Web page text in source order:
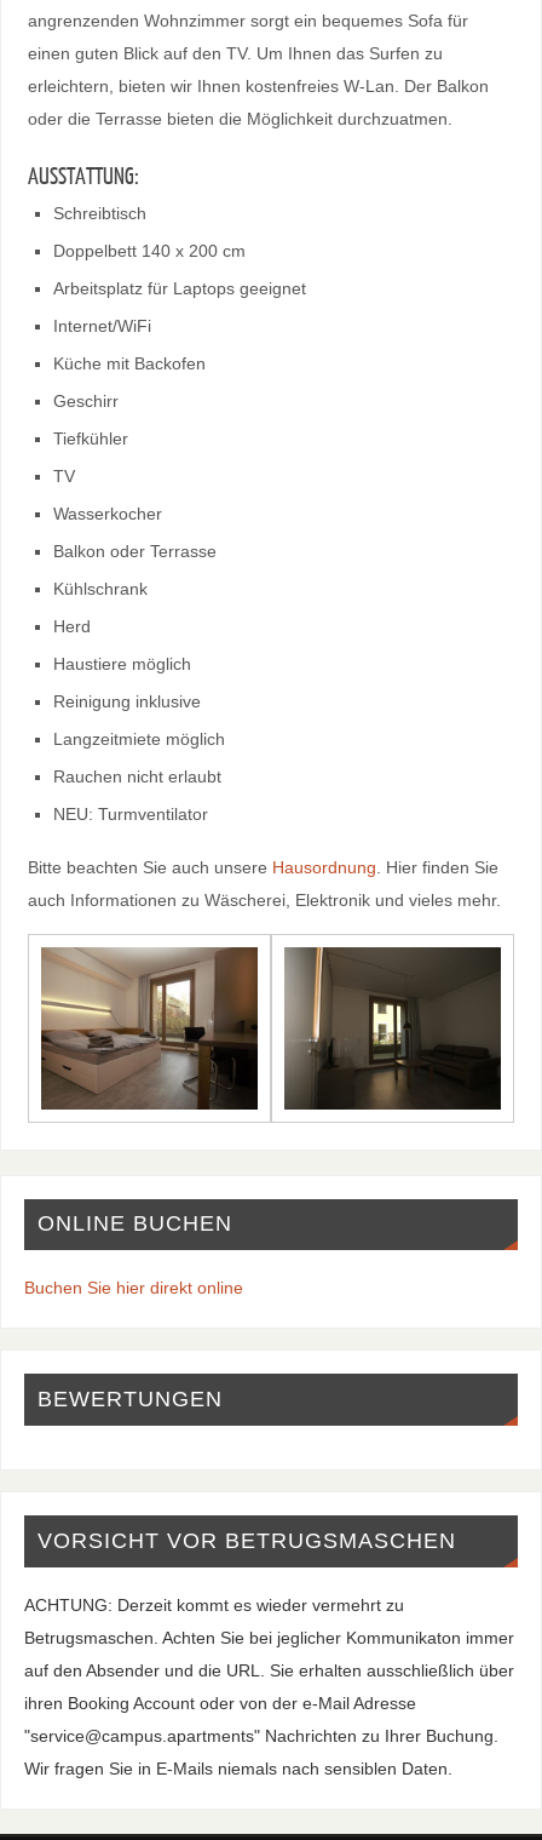
angrenzenden Wohnzimmer sorgt ein bequemes Sofa für
einen guten Blick auf den TV. Um Ihnen das Surfen zu
erleichtern, bieten wir Ihnen kostenfreies W-Lan. Der Balkon
oder die Terrasse bieten die Möglichkeit durchzuatmen.
AUSSTATTUNG:
Schreibtisch
Doppelbett 140 x 200 cm
Arbeitsplatz für Laptops geeignet
Internet/WiFi
Küche mit Backofen
Geschirr
Tiefkühler
TV
Wasserkocher
Balkon oder Terrasse
Kühlschrank
Herd
Haustiere möglich
Reinigung inklusive
Langzeitmiete möglich
Rauchen nicht erlaubt
NEU: Turmventilator
Bitte beachten Sie auch unsere Hausordnung . Hier finden Sie
auch Informationen zu Wäscherei, Elektronik und vieles mehr.
ONLINE BUCHEN
Buchen Sie hier direkt online
BEWERTUNGEN
VORSICHT VOR BETRUGSMASCHEN
ACHTUNG: Derzeit kommt es wieder vermehrt zu
Betrugsmaschen. Achten Sie bei jeglicher Kommunikaton immer
auf den Absender und die URL. Sie erhalten ausschließlich über
ihren Booking Account oder von der e-Mail Adresse
"service@campus.apartments" Nachrichten zu Ihrer Buchung.
Wir fragen Sie in E-Mails niemals nach sensiblen Daten.